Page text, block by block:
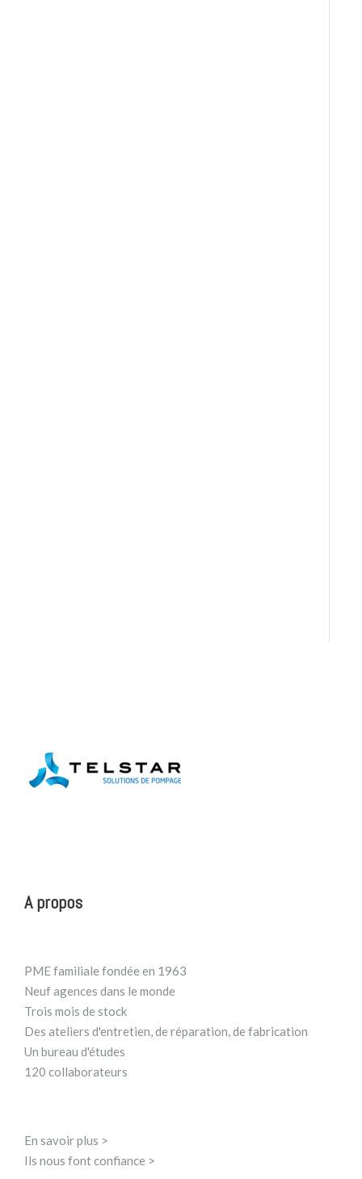
A propos
PME familiale fondée en 1963
Neuf agences dans le monde
Trois mois de stock
Des ateliers d'entretien, de réparation, de fabrication
Un bureau d'études
120 collaborateurs
En savoir plus >
Ils nous font confiance >